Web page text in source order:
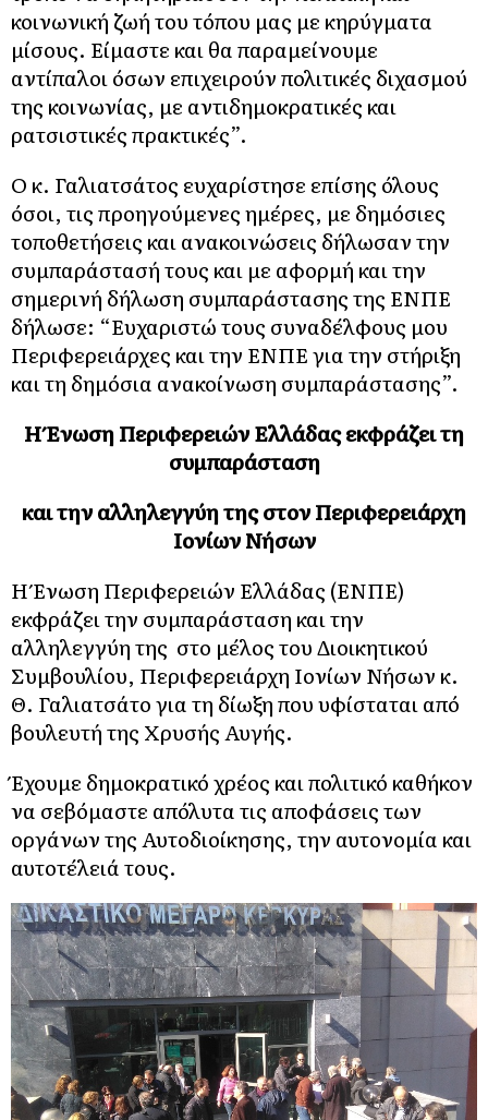
κοινωνική ζωή του τόπου μας με κηρύγματα
μίσους. Είμαστε και θα παραμείνουμε
αντίπαλοι όσων επιχειρούν πολιτικές διχασμού
της κοινωνίας, με αντιδημοκρατικές και
ρατσιστικές πρακτικές”.
Ο κ. Γαλιατσάτος ευχαρίστησε επίσης όλους
όσοι, τις προηγούμενες ημέρες, με δημόσιες
τοποθετήσεις και ανακοινώσεις δήλωσαν την
συμπαράστασή τους και με αφορμή και την
σημερινή δήλωση συμπαράστασης της ΕΝΠΕ
δήλωσε: “Ευχαριστώ τους συναδέλφους μου
Περιφερειάρχες και την ΕΝΠΕ για την στήριξη
και τη δημόσια ανακοίνωση συμπαράστασης”.
Η Ένωση Περιφερειών Ελλάδας εκφράζει τη
συμπαράσταση
και την αλληλεγγύη της στον Περιφερειάρχη
Ιονίων Νήσων
Η Ένωση Περιφερειών Ελλάδας (ΕΝΠΕ)
εκφράζει την συμπαράσταση και την
αλληλεγγύη της στο μέλος του Διοικητικού
Συμβουλίου, Περιφερειάρχη Ιονίων Νήσων κ.
Θ. Γαλιατσάτο για τη δίωξη που υφίσταται από
βουλευτή της Χρυσής Αυγής.
Έχουμε δημοκρατικό χρέος και πολιτικό καθήκον
να σεβόμαστε απόλυτα τις αποφάσεις των
οργάνων της Αυτοδιοίκησης, την αυτονομία και
αυτοτέλειά τους.